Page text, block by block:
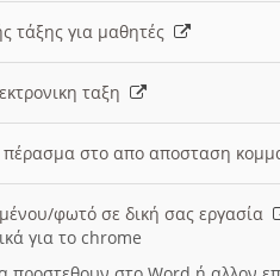
τάξης για μαθητές
ταξη
πέρασμα στο απο αποσταση
φωτό σε δική σας εργασία
για το chrome